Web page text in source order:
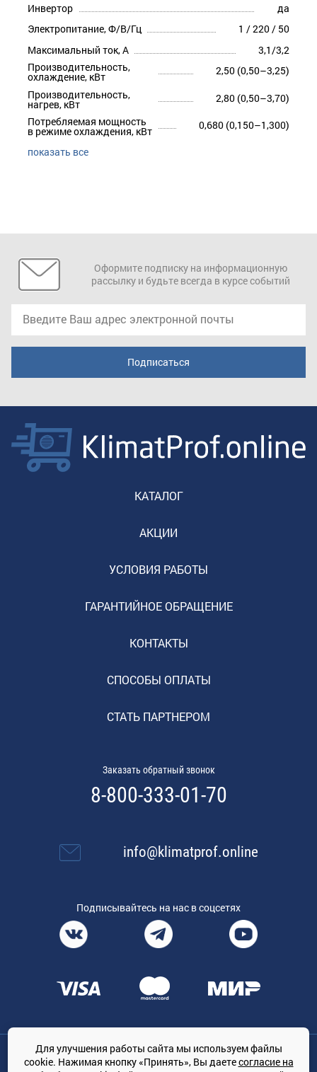
Инвертор
да
Электропитание, Ф/В/Гц
1 / 220 / 50
Максимальный ток, А
3,1/3,2
Производительность,
охлаждение, кВт
2,50 (0,50–3,25)
Производительность,
нагрев, кВт
2,80 (0,50–3,70)
Потребляемая мощность
в режиме охлаждения, кВт 0,680 (0,150–1,300)
показать все
Оформите подписку на информационную
рассылку и будьте всегда в курсе событий
КАТАЛОГ
АКЦИИ
УСЛОВИЯ РАБОТЫ
ГАРАНТИЙНОЕ ОБРАЩЕНИЕ
КОНТАКТЫ
СПОСОБЫ ОПЛАТЫ
СТАТЬ ПАРТНЕРОМ
Заказать обратный звонок
8-800-333-01-70
info@klimatprof.online
Подписывайтесь на нас в соцсетях
Общество с ограниченной ответственностью «ТРЕЙДКОН», ОГРН:
1167847364079, 197022, г. Санкт-Петербург, проспект Медиков, 7
Для улучшения работы сайта мы используем файлы
cookie. Нажимая кнопку «Принять», Вы даетесогласие на